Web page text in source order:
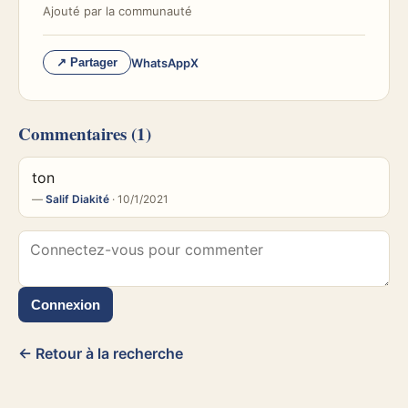
Ajouté par la communauté
↗ Partager WhatsAppX
Commentaires (1)
ton
— Salif Diakité · 10/1/2021
Connexion
← Retour à la recherche